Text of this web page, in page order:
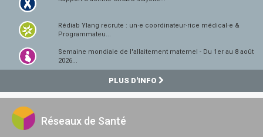
Rédiab Ylang recrute : un·e coordinateur·rice médical·e &
Programmateu...
Semaine mondiale de l'allaitement maternel - Du 1er au 8 août
2026...
PLUS D'INFO
Réseaux de Santé